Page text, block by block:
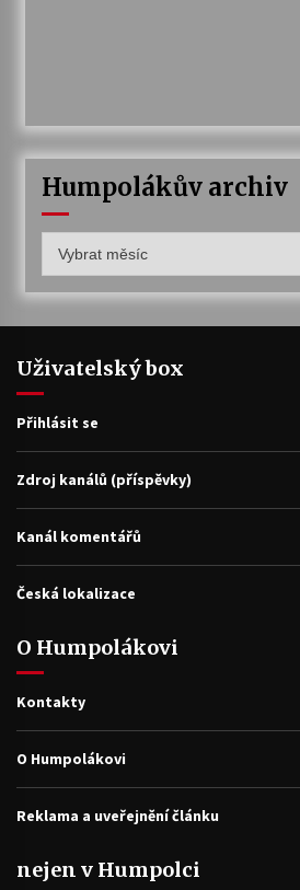
Humpolákův archiv
archiv
Uživatelský box
Přihlásit se
Zdroj kanálů (příspěvky)
Kanál komentářů
Česká lokalizace
O Humpolákovi
Kontakty
O Humpolákovi
Reklama a uveřejnění článku
nejen v Humpolci